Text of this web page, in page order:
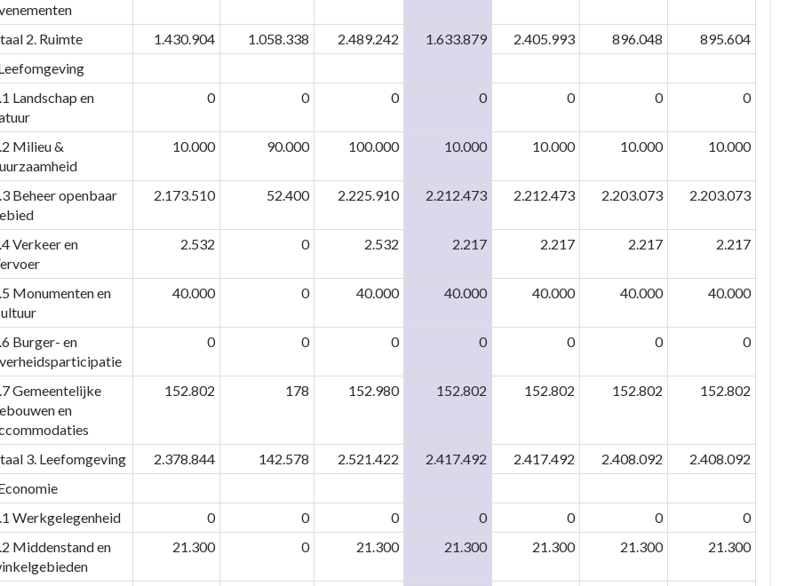
2. Ruimte 1.430.904 1.058.338 2.489.242 1.633.879 2.405.993 896.048
895.604
Landschap en
0 0 0 0 0 0 0
Milieu &
10.000 90.000 100.000 10.000 10.000 10.000 10.000
Beheer openbaar
2.173.510 52.400 2.225.910 2.212.473 2.212.473 2.203.073 2.203.073
Verkeer en
2.532 0 2.532 2.217 2.217 2.217 2.217
Monumenten en
40.000 0 40.000 40.000 40.000 40.000 40.000
Burger- en
0 0 0 0 0 0 0
Gemeentelijke
en
152.802 178 152.980 152.802 152.802 152.802 152.802
3. Leefomgeving 2.378.844 142.578 2.521.422 2.417.492 2.417.492 2.408.092
2.408.092
Werkgelegenheid
0 0 0 0 0 0
0
Middenstand en
21.300 0 21.300 21.300 21.300 21.300 21.300